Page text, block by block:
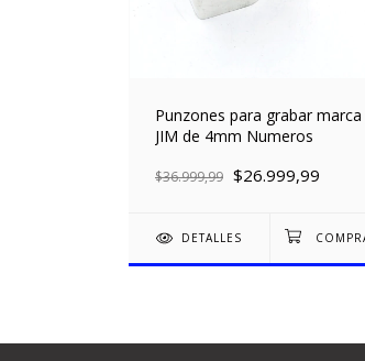
Punzones para grabar marca
JIM de 4mm Numeros
$36.999,99 $26.999,99
DETALLES